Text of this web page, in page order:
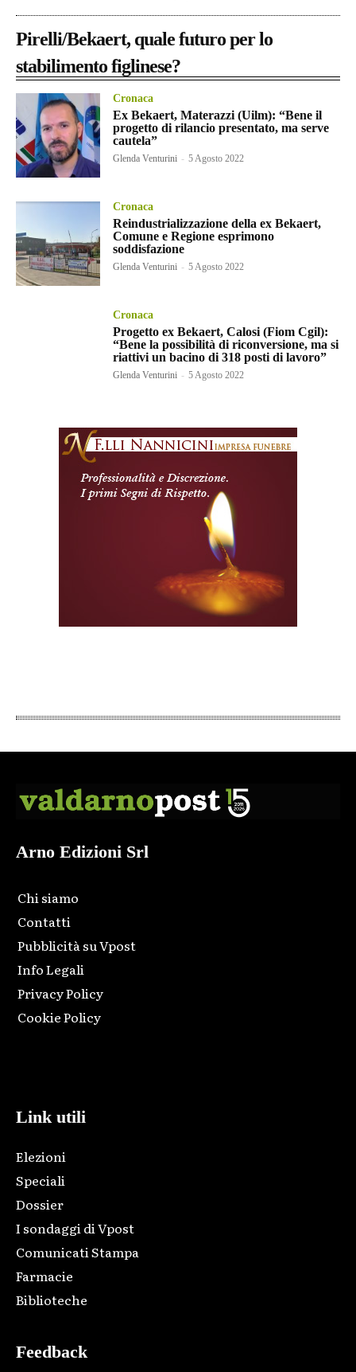
Pirelli/Bekaert, quale futuro per lo
stabilimento figlinese?
Cronaca
Ex Bekaert, Materazzi (Uilm): “Bene il
progetto di rilancio presentato, ma serve
cautela”
Glenda Venturini - 5 Agosto 2022
Cronaca
Reindustrializzazione della ex Bekaert,
Comune e Regione esprimono
soddisfazione
Glenda Venturini - 5 Agosto 2022
Cronaca
Progetto ex Bekaert, Calosi (Fiom Cgil):
“Bene la possibilità di riconversione, ma si
riattivi un bacino di 318 posti di lavoro”
Glenda Venturini - 5 Agosto 2022
Arno Edizioni Srl
Chi siamo
Contatti
Pubblicità su Vpost
Info Legali
Privacy Policy
Cookie Policy
Link utili
Elezioni
Speciali
Dossier
I sondaggi di Vpost
Comunicati Stampa
Farmacie
Biblioteche
Feedback